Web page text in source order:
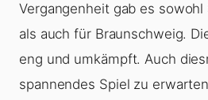
Vergangenheit gab es
als auch für Braunschweig.
eng und umkämpft. Auch
spannendes Spiel zu